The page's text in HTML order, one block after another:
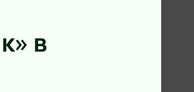
в